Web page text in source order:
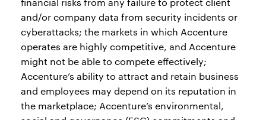
and/or company data from security incidents or
cyberattacks; the markets in which Accenture
operates are highly competitive, and Accenture
might not be able to compete effectively;
Accenture’s ability to attract and retain business
and employees may depend on its reputation in
the marketplace; Accenture’s environmental,